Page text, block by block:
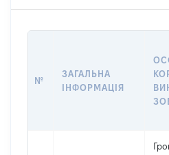
№
ЗАГАЛЬНА
ІНФОРМАЦІЯ